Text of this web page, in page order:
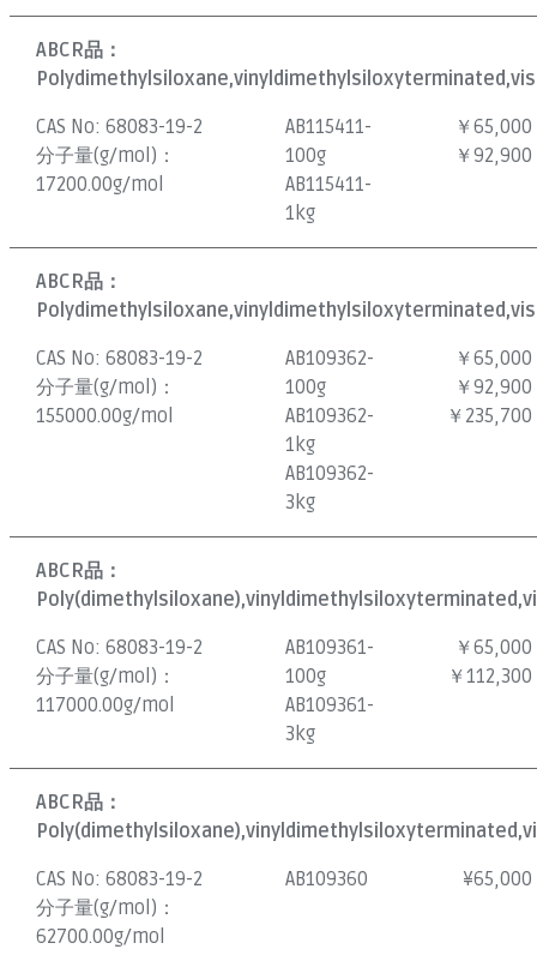
ABCR品：
CAS No:68083-19-2
分子量(g/mol)：
17200.00g/mol
AB115411-
100g
AB115411-
1kg
￥65,000
￥92,900
ABCR品：
CAS No:68083-19-2
分子量(g/mol)：
155000.00g/mol
AB109362-
100g
AB109362-
1kg
AB109362-
3kg
￥65,000
￥92,900
￥235,700
ABCR品：
CAS No:68083-19-2
分子量(g/mol)：
117000.00g/mol
AB109361-
100g
AB109361-
3kg
￥65,000
￥112,300
ABCR品：
CAS No:68083-19-2
分子量(g/mol)：
62700.00g/mol
AB109360 ¥65,000